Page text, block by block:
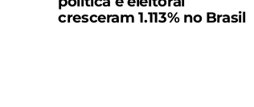
cresceram 1.113% no Brasil